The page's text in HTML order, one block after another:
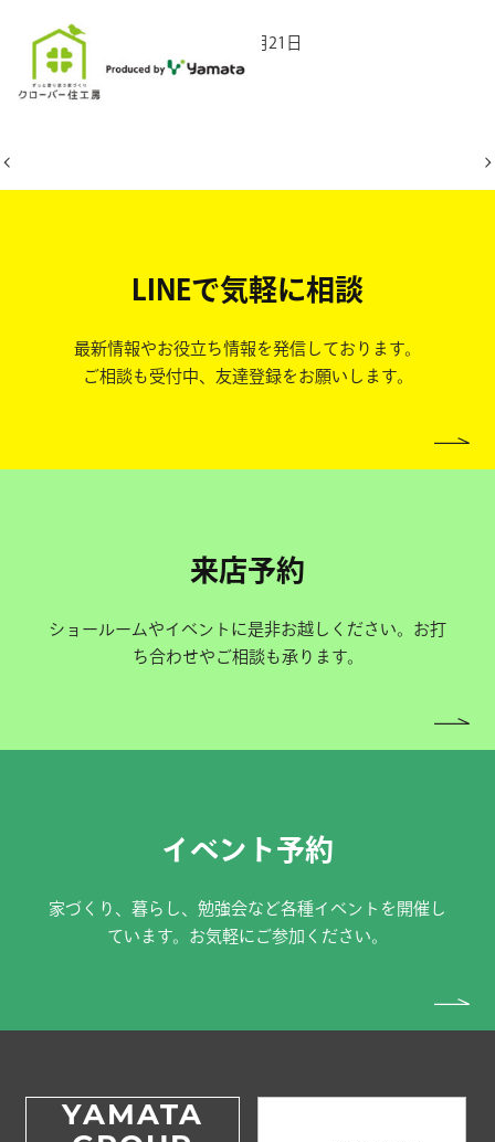
2025年12月21日
LINEで気軽に相談
最新情報やお役立ち情報を発信しております。
ご相談も受付中、友達登録をお願いします。
来店予約
ショールームやイベントに是非お越しください。お打
ち合わせやご相談も承ります。
イベント予約
家づくり、暮らし、勉強会など各種イベントを開催し
ています。お気軽にご参加ください。
YAMATA